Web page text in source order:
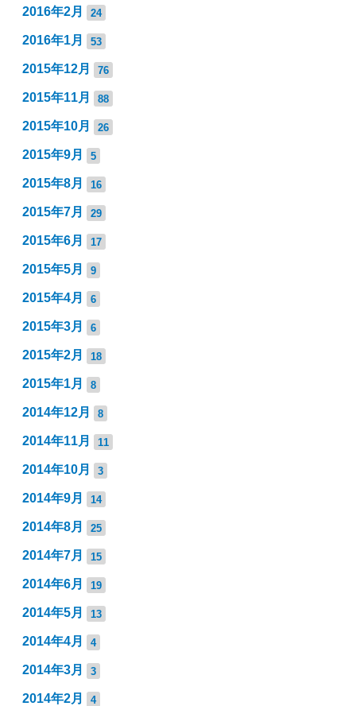
2016年2月 24
2016年1月 53
2015年12月 76
2015年11月 88
2015年10月 26
2015年9月 5
2015年8月 16
2015年7月 29
2015年6月 17
2015年5月 9
2015年4月 6
2015年3月 6
2015年2月 18
2015年1月 8
2014年12月 8
2014年11月 11
2014年10月 3
2014年9月 14
2014年8月 25
2014年7月 15
2014年6月 19
2014年5月 13
2014年4月 4
2014年3月 3
2014年2月 4